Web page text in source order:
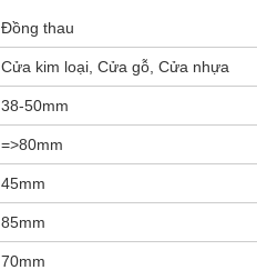
Đồng thau
Cửa kim loại, Cửa gỗ, Cửa nhựa
38-50mm
=>80mm
45mm
85mm
70mm